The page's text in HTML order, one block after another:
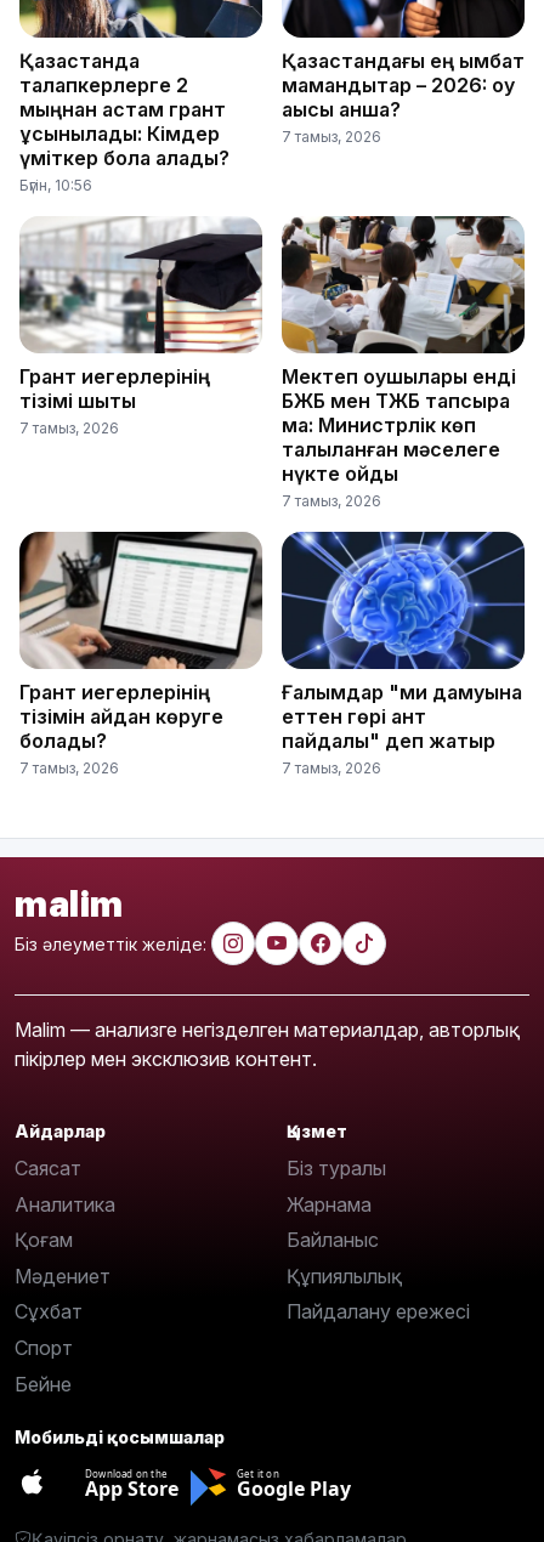
Қазақстанда
талапкерлерге 2
мыңнан астам грант
ұсынылады: Кімдер
үміткер бола алады?
Бүгін, 10:56
Қазақстандағы ең қымбат
мамандықтар – 2026: оқу
ақысы қанша?
7 тамыз, 2026
Грант иегерлерінің
тізімі шықты
7 тамыз, 2026
Мектеп оқушылары енді
БЖБ мен ТЖБ тапсыра
ма: Министрлік көп
талқыланған мәселеге
нүкте қойды
7 тамыз, 2026
Грант иегерлерінің
тізімін қайдан көруге
болады?
7 тамыз, 2026
Ғалымдар "ми дамуына
еттен гөрі қант
пайдалы" деп жатыр
7 тамыз, 2026
malim
Біз әлеуметтік желіде:
Malim — анализге негізделген материалдар, авторлық
пікірлер мен эксклюзив контент.
Айдарлар
Саясат
Аналитика
Қоғам
Мәдениет
Сұхбат
Спорт
Бейне
Қызмет
Біз туралы
Жарнама
Байланыс
Құпиялылық
Пайдалану ережесі
Мобильді қосымшалар
Download on the
App Store
Get it on
Google Play